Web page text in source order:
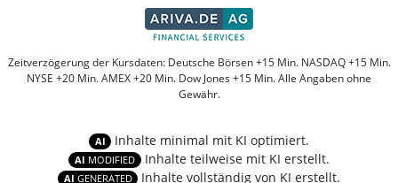
Zeitverzögerung der Kursdaten: Deutsche Börsen +15 Min. NASDAQ +15 Min.
NYSE +20 Min. AMEX +20 Min. Dow Jones +15 Min. Alle Angaben ohne
Gewähr.
AI Inhalte minimal mit KI optimiert.
AI MODIFIED Inhalte teilweise mit KI erstellt.
AI GENERATED Inhalte vollständig von KI erstellt.